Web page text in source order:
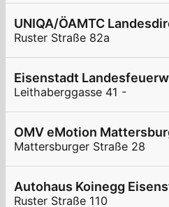
UNIQA/ÖAMTC
Ruster Straße 82a
Eisenstadt
Leithaberggasse 41 -
OMV eMotion
Mattersburger Straße 28
Autohaus Koinegg
Ruster Straße 110